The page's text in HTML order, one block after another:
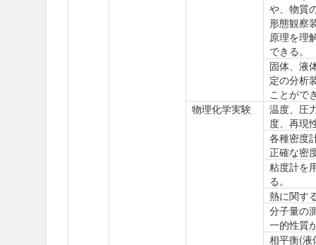
や、物質
形態観察
原理を理
できる。
固体、液
定の分析
ことがで
物理化学実験
温度、圧
度、再現
各種密度
正確な密
粘度計を
る。
熱に関す
分子量の
一的性質
相平衡(液